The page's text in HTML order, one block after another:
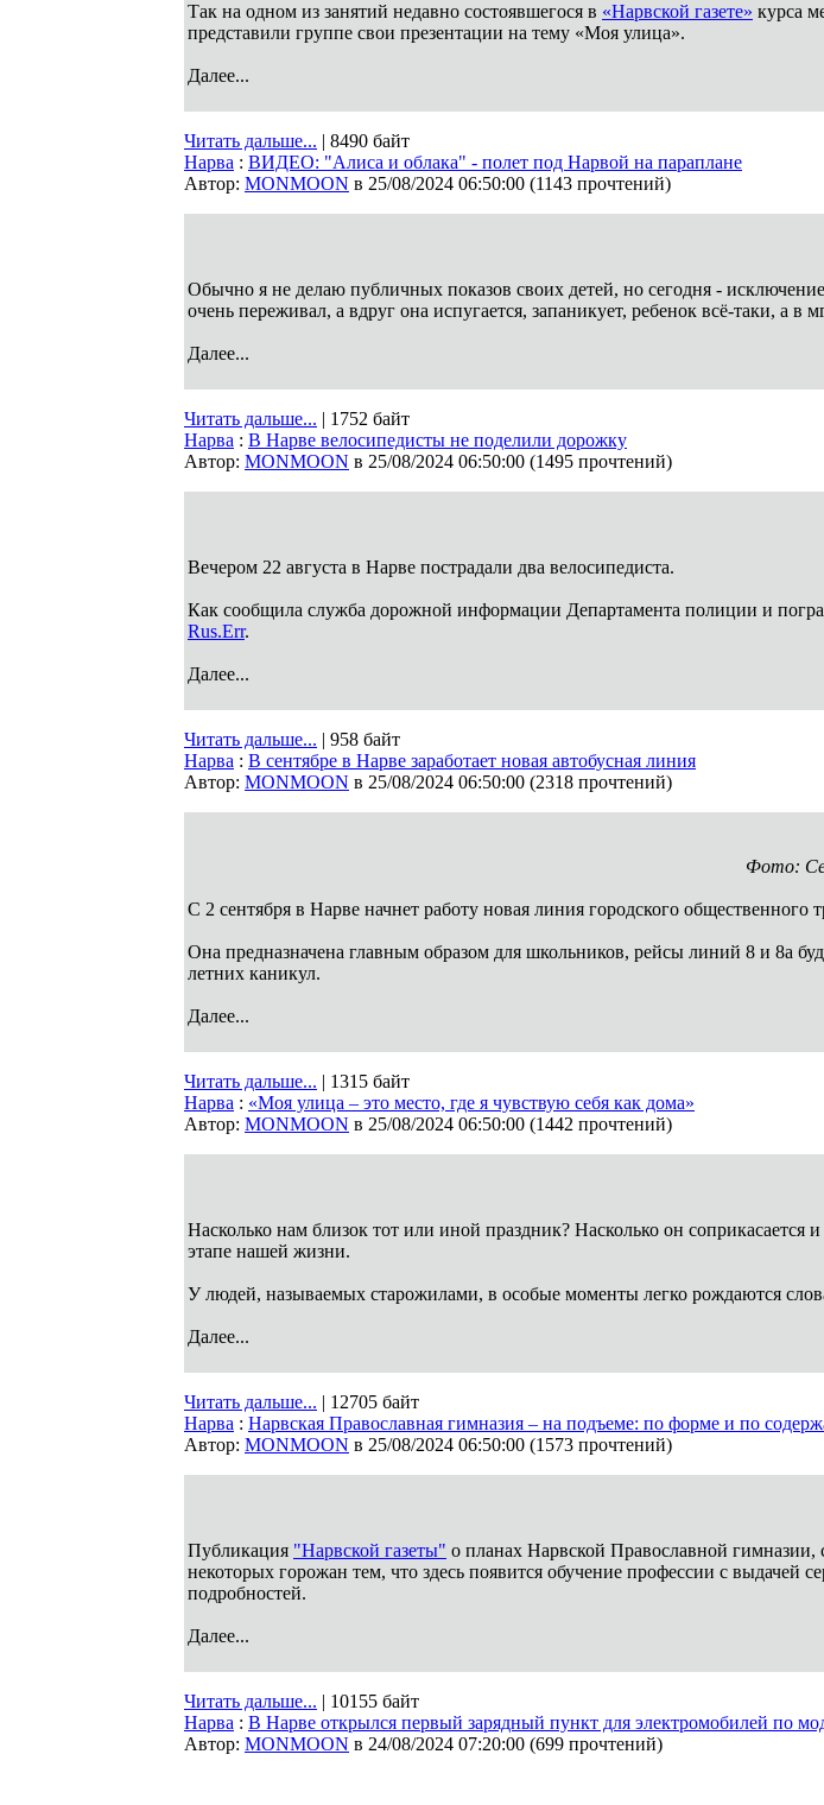
Так на одном из занятий недавно состоявшегося в «Нарвской газете» курса
представили группе свои презентации на тему «Моя улица».
Далее...
Читать дальше... | 8490 байт
Нарва : ВИДЕО: "Алиса и облака" - полет под Нарвой на параплане
Автор: MONMOON в 25/08/2024 06:50:00 (1143 прочтений)
Обычно я не делаю публичных показов своих детей, но сегодня -
очень переживал, а вдруг она испугается, запаникует, ребенок всё-таки, а в
Далее...
Читать дальше... | 1752 байт
Нарва : В Нарве велосипедисты не поделили дорожку
Автор: MONMOON в 25/08/2024 06:50:00 (1495 прочтений)
Вечером 22 августа в Нарве пострадали два велосипедиста.
Как сообщила служба дорожной информации Департамента полиции и
Rus.Err.
Далее...
Читать дальше... | 958 байт
Нарва : В сентябре в Нарве заработает новая автобусная линия
Автор: MONMOON в 25/08/2024 06:50:00 (2318 прочтений)
Фото:
С 2 сентября в Нарве начнет работу новая линия городского общественного
Она предназначена главным образом для школьников, рейсы линий 8 и 8а
летних каникул.
Далее...
Читать дальше... | 1315 байт
Нарва : «Моя улица – это место, где я чувствую себя как дома»
Автор: MONMOON в 25/08/2024 06:50:00 (1442 прочтений)
Насколько нам близок тот или иной праздник? Насколько он
этапе нашей жизни.
У людей, называемых старожилами, в особые моменты легко рождаются
Далее...
Читать дальше... | 12705 байт
Нарва : Нарвская Православная гимназия – на подъеме: по форме и по
Автор: MONMOON в 25/08/2024 06:50:00 (1573 прочтений)
Публикация "Нарвской газеты" о планах Нарвской Православной гимназии,
некоторых горожан тем, что здесь появится обучение профессии с выдачей
подробностей.
Далее...
Читать дальше... | 10155 байт
Нарва : В Нарве открылся первый зарядный пункт для электромобилей по
Автор: MONMOON в 24/08/2024 07:20:00 (699 прочтений)